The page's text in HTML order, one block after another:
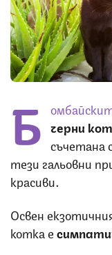
Б черни
съчетана
тези гальовни
красиви.
Освен
котка е